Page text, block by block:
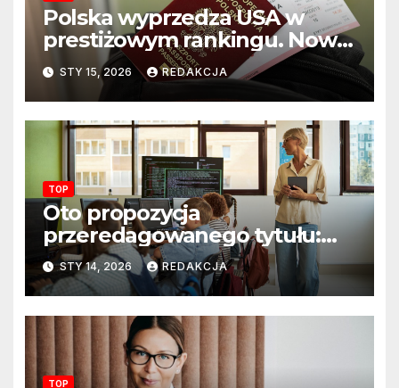
Polska wyprzedza USA w
prestiżowym rankingu. Nowy
układ sił na świecie?
STY 15, 2026 REDAKCJA
TOP
Oto propozycja
przeredagowanego tytułu:
Resort edukacji szkoli
nauczycieli z wykorzystania
sztucznej inteligencji. AI
pojawi się na zajęciach
szkolnych
STY 14, 2026 REDAKCJA
TOP